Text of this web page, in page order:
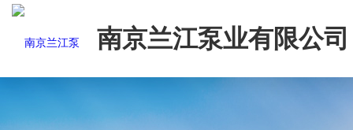
南京兰江泵业有限公司